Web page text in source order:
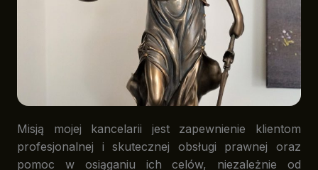
Misją mojej kancelarii jest zapewnienie klientom
profesjonalnej i skutecznej obsługi prawnej oraz
pomoc w osiąganiu ich celów, niezależnie od